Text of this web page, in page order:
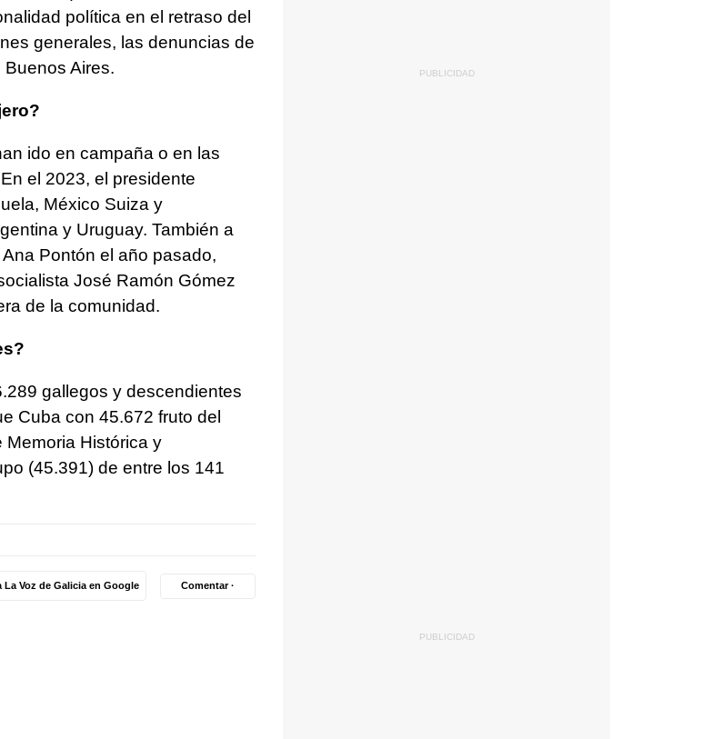
política en el retraso del
generales, las denuncias de
Aires.
ido en campaña o en las
el 2023, el presidente
México Suiza y
y Uruguay. También a
Pontón el año pasado,
José Ramón Gómez
de la comunidad.
gallegos y descendientes
Cuba con 45.672 fruto del
Histórica y
(45.391) de entre los 141
La Voz de Galicia en Google Comentar ·